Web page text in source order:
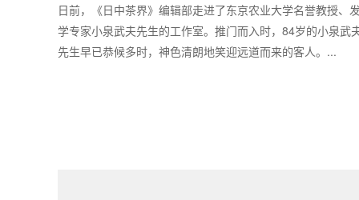
日前，《日中茶界》编辑部走进了东京农业大学名誉教授、
学专家小泉武夫先生的工作室。推门而入时，84岁的小泉武
先生早已恭候多时，神色清朗地笑迎远道而来的客人。...